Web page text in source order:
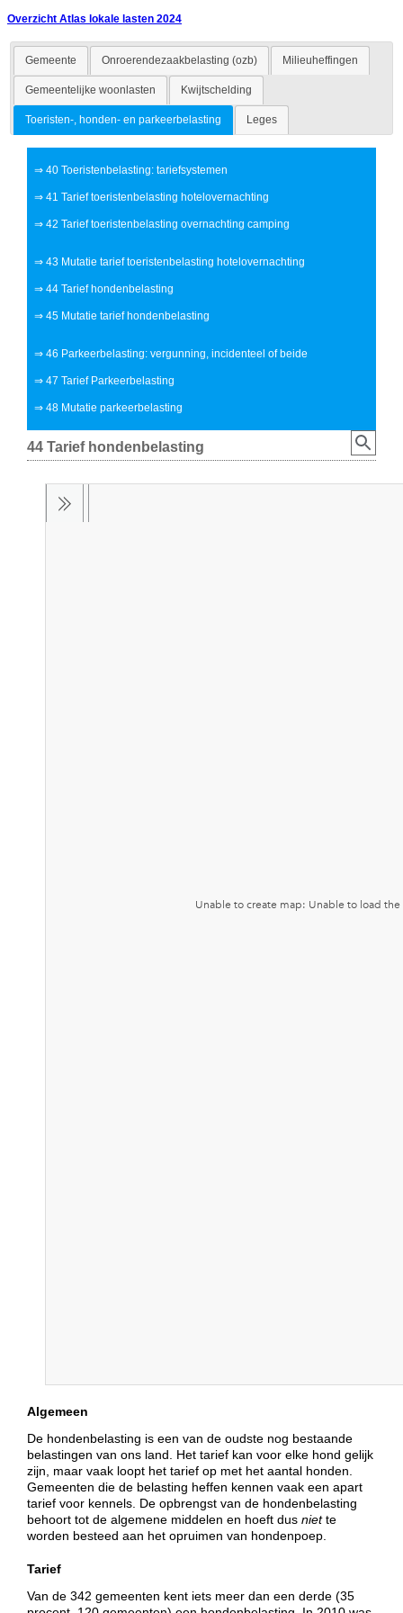
Overzicht Atlas lokale lasten 2024
Gemeente Onroerendezaakbelasting (ozb) Milieuheffingen
Gemeentelijke woonlasten Kwijtschelding
Toeristen-, honden- en parkeerbelasting Leges
⇒40 Toeristenbelasting: tariefsystemen
⇒41 Tarief toeristenbelasting hotelovernachting
⇒42 Tarief toeristenbelasting overnachting camping
⇒43 Mutatie tarief toeristenbelasting hotelovernachting
⇒44 Tarief hondenbelasting
⇒45 Mutatie tarief hondenbelasting
⇒46 Parkeerbelasting: vergunning, incidenteel of beide
⇒47 Tarief Parkeerbelasting
⇒48 Mutatie parkeerbelasting
44 Tarief hondenbelasting
Algemeen
De hondenbelasting is een van de oudste nog bestaande
belastingen van ons land. Het tarief kan voor elke hond gelijk
zijn, maar vaak loopt het tarief op met het aantal honden.
Gemeenten die de belasting heffen kennen vaak een apart
tarief voor kennels. De opbrengst van de hondenbelasting
behoort tot de algemene middelen en hoeft dusniette
worden besteed aan het opruimen van hondenpoep.
Tarief
Van de 342 gemeenten kent iets meer dan een derde (35